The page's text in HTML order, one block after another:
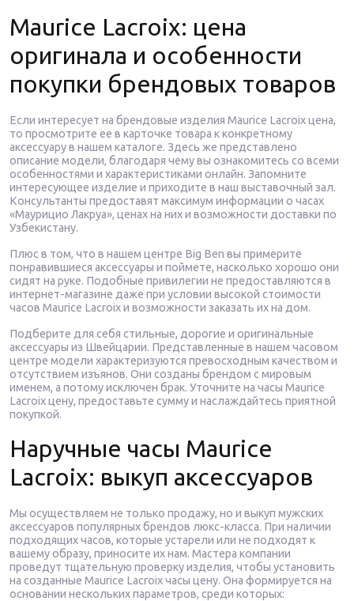
Maurice Lacroix: цена
оригинала и особенности
покупки брендовых товаров
Если интересует на брендовые изделия Maurice Lacroix цена,
то просмотрите ее в карточке товара к конкретному
аксессуару в нашем каталоге. Здесь же представлено
описание модели, благодаря чему вы ознакомитесь со всеми
особенностями и характеристиками онлайн. Запомните
интересующее изделие и приходите в наш выставочный зал.
Консультанты предоставят максимум информации о часах
«Маурицио Лакруа», ценах на них и возможности доставки по
Узбекистану.
Плюс в том, что в нашем центре Big Ben вы примерите
понравившиеся аксессуары и поймете, насколько хорошо они
сидят на руке. Подобные привилегии не предоставляются в
интернет-магазине даже при условии высокой стоимости
часов Maurice Lacroix и возможности заказать их на дом.
Подберите для себя стильные, дорогие и оригинальные
аксессуары из Швейцарии. Представленные в нашем часовом
центре модели характеризуются превосходным качеством и
отсутствием изъянов. Они созданы брендом с мировым
именем, а потому исключен брак. Уточните на часы Maurice
Lacroix цену, предоставьте сумму и наслаждайтесь приятной
покупкой.
Наручные часы Maurice
Lacroix: выкуп аксессуаров
Мы осуществляем не только продажу, но и выкуп мужских
аксессуаров популярных брендов люкс-класса. При наличии
подходящих часов, которые устарели или не подходят к
вашему образу, приносите их нам. Мастера компании
проведут тщательную проверку изделия, чтобы установить
на созданные Maurice Lacroix часы цену. Она формируется на
основании нескольких параметров, среди которых: